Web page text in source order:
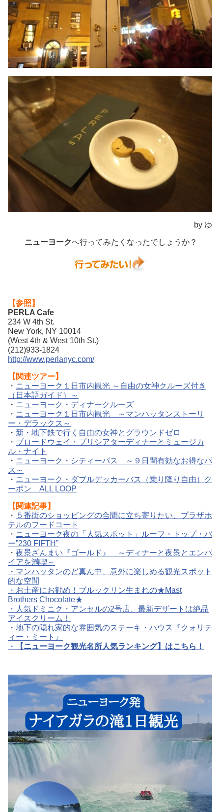
by ゆ
ニューヨークへ行ってみたくなったでしょうか？
【参照】
PERLA Cafe
234 W 4th St.
New York, NY 10014
(West 4th & West 10th St.)
(212)933-1824
http://www.perlanyc.com/
【関連ツアー】
・ ニューヨーク１日市内観光 ～自由の女神クルーズ付き
（日本語ガイド）～
・ ニューヨーク・ディナークルーズ
・ ニューヨーク１日市内観光 ～マンハッタンストーリ
ー・デラックス～
・ 新・地下鉄で行く自由の女神とグラウンドゼロ
・ ブロードウェイ・プリシアターディナーとミュージカ
ル・ナイト
・ ニューヨーク・シティーパス ～９日間有効なお得なパ
ス～
・ ニューヨーク・ダブルデッカーバス（乗り降り自由）ク
ーポン ALL LOOP
【関連記事】
・ ５番街のショッピングの合間に立ち寄りたい、プラザホ
テルのフードコート
・ ニューヨーク夜の「人気スポット」ルーフ・トップ・バ
ー”230 FIFTH”
・ 夜景ざんまい『ゴールド』 ～ディナーと夜景とエンパ
イアを満喫～
・ マンハッタンのど真ん中、意外に楽しめる観光スポット
的な空間
・ お土産にお勧め！ブルックリン生まれの★Mast
Brothers Chocolate★
・人気ドミニク・アンセルの2号店、最新デザートは絶品
アイスクリーム！
・ 地下の隠れ家的な雰囲気のステーキ・ハウス『クォリテ
ィー・ミート』
・
【ニューヨーク観光名所人気ランキング】はこちら！